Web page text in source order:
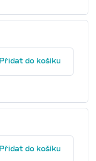
Přidat do košíku
Přidat do košíku